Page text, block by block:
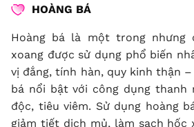
HOÀNG BÁ
Hoàng bá là một trong nhưng
xoang được sử dụng phổ biến
vị đắng, tính hàn, quy kinh thận
bá nổi bật với công dụng thanh
độc, tiêu viêm. Sử dụng hoàng
giảm tiết dịch mủ, làm sạch hốc